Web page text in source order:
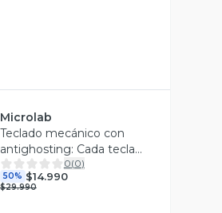
Microlab
Teclado mecánico con
antighosting: Cada tecla
registrada.
0(0)
50% $14.990
$29.990